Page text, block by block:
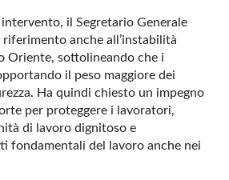
il Segretario Generale
anche all’instabilità
Oriente, sottolineando che i
il peso maggiore dei
Ha quindi chiesto un impegno
per proteggere i lavoratori,
di lavoro dignitoso e
fondamentali del lavoro anche nei